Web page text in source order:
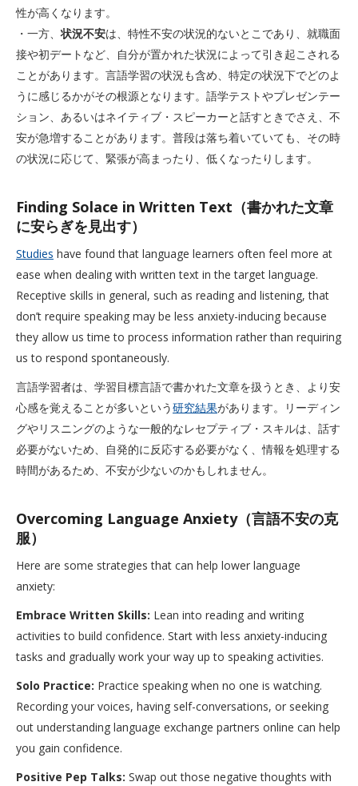
性が高くなります。
・一方、状況不安は、特性不安の状況的ないとこであり、就職面
接や初デートなど、自分が置かれた状況によって引き起こされる
ことがあります。言語学習の状況も含め、特定の状況下でどのよ
うに感じるかがその根源となります。語学テストやプレゼンテー
ション、あるいはネイティブ・スピーカーと話すときでさえ、不
安が急増することがあります。普段は落ち着いていても、その時
の状況に応じて、緊張が高まったり、低くなったりします。
Finding Solace in Written Text（書かれた文章
に安らぎを見出す）
Studies have found that language learners often feel more at
ease when dealing with written text in the target language.
Receptive skills in general, such as reading and listening, that
don’t require speaking may be less anxiety-inducing because
they allow us time to process information rather than requiring
us to respond spontaneously.
言語学習者は、学習目標言語で書かれた文章を扱うとき、より安
心感を覚えることが多いという研究結果があります。リーディン
グやリスニングのような一般的なレセプティブ・スキルは、話す
必要がないため、自発的に反応する必要がなく、情報を処理する
時間があるため、不安が少ないのかもしれません。
Overcoming Language Anxiety（言語不安の克
服）
Here are some strategies that can help lower language
anxiety:
Embrace Written Skills: Lean into reading and writing
activities to build confidence. Start with less anxiety-inducing
tasks and gradually work your way up to speaking activities.
Solo Practice: Practice speaking when no one is watching.
Recording your voices, having self-conversations, or seeking
out understanding language exchange partners online can help
you gain confidence.
Positive Pep Talks: Swap out those negative thoughts with